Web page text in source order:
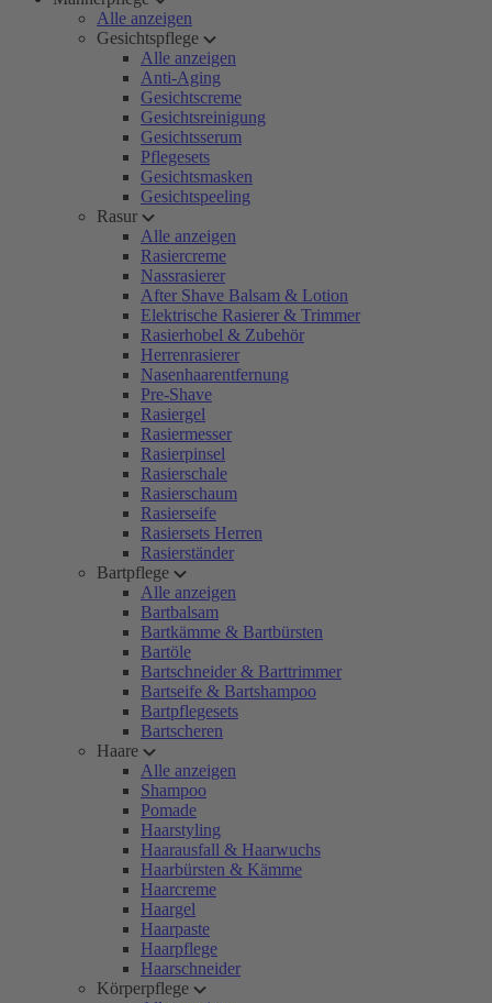
Alle anzeigen
Gesichtspflege
Alle anzeigen
Anti-Aging
Gesichtscreme
Gesichtsreinigung
Gesichtsserum
Pflegesets
Gesichtsmasken
Gesichtspeeling
Rasur
Alle anzeigen
Rasiercreme
Nassrasierer
After Shave Balsam & Lotion
Elektrische Rasierer & Trimmer
Rasierhobel & Zubehör
Herrenrasierer
Nasenhaarentfernung
Pre-Shave
Rasiergel
Rasiermesser
Rasierpinsel
Rasierschale
Rasierschaum
Rasierseife
Rasiersets Herren
Rasierständer
Bartpflege
Alle anzeigen
Bartbalsam
Bartkämme & Bartbürsten
Bartöle
Bartschneider & Barttrimmer
Bartseife & Bartshampoo
Bartpflegesets
Bartscheren
Haare
Alle anzeigen
Shampoo
Pomade
Haarstyling
Haarausfall & Haarwuchs
Haarbürsten & Kämme
Haarcreme
Haargel
Haarpaste
Haarpflege
Haarschneider
Körperpflege